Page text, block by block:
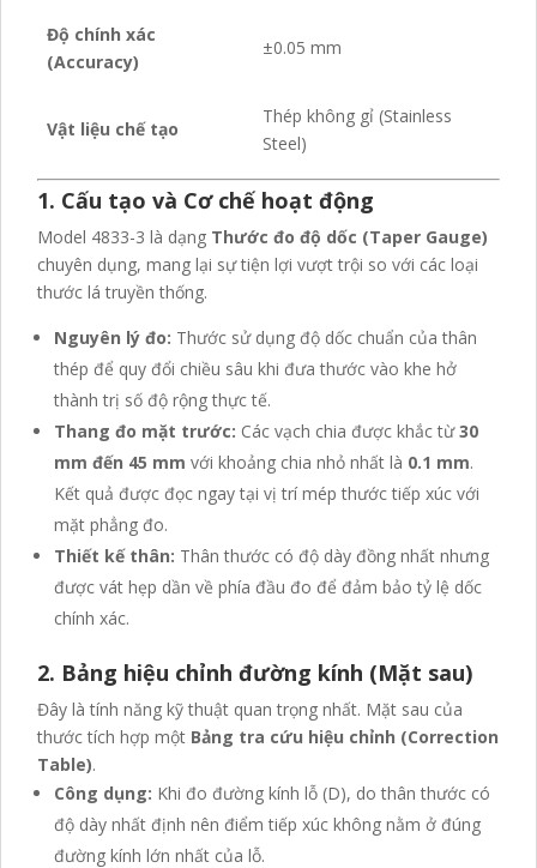
Độ chính xác
(Accuracy)
±0.05 mm
Vật liệu chế tạo
Thép không gỉ (Stainless
Steel)
1. Cấu tạo và Cơ chế hoạt động
Model 4833-3 là dạng Thước đo độ dốc (Taper Gauge)
chuyên dụng, mang lại sự tiện lợi vượt trội so với các loại
thước lá truyền thống.
Nguyên lý đo: Thước sử dụng độ dốc chuẩn của thân
thép để quy đổi chiều sâu khi đưa thước vào khe hở
thành trị số độ rộng thực tế.
Thang đo mặt trước: Các vạch chia được khắc từ30
mm đến 45 mm với khoảng chia nhỏ nhất là 0.1 mm.
Kết quả được đọc ngay tại vị trí mép thước tiếp xúc với
mặt phẳng đo.
Thiết kế thân: Thân thước có độ dày đồng nhất nhưng
được vát hẹp dần về phía đầu đo để đảm bảo tỷ lệ dốc
chính xác.
2. Bảng hiệu chỉnh đường kính (Mặt sau)
Đây là tính năng kỹ thuật quan trọng nhất. Mặt sau của
thước tích hợp một Bảng tra cứu hiệu chỉnh (Correction
Table).
Công dụng: Khi đo đường kính lỗ (D), do thân thước có
độ dày nhất định nên điểm tiếp xúc không nằm ở đúng
đường kính lớn nhất của lỗ.